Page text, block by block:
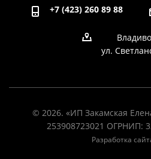
+7 (423) 260 89 88
ул.
© 2026. «ИП Закамская
253908723021 ОГРНИП:
Разработка